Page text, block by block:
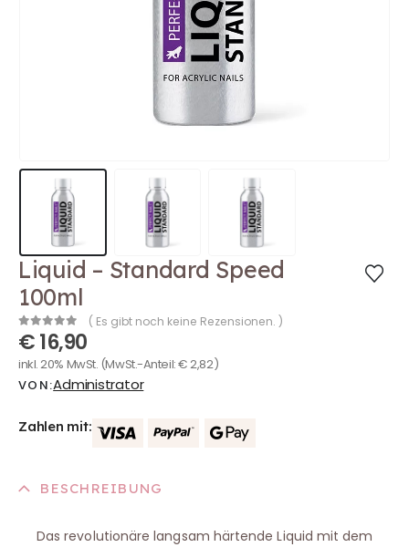
Liquid – Standard Speed
100ml
0out of 5
( Es gibt noch keine Rezensionen. )
€16,90
inkl. 20% MwSt. (MwSt.-Anteil:€2,82)
VON:Administrator
Zahlen mit:
BESCHREIBUNG
Das revolutionäre langsam härtende Liquid mit dem